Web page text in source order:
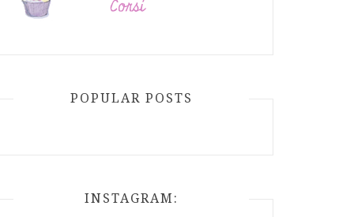
POPULAR POSTS
INSTAGRAM: